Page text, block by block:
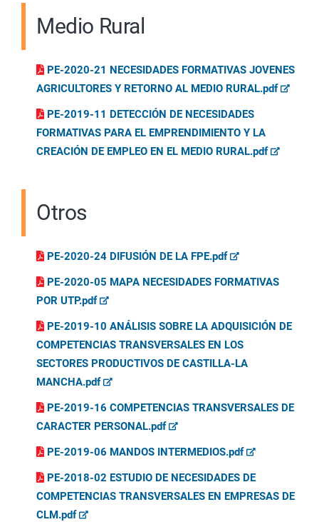
Medio Rural
PE-2020-21 NECESIDADES FORMATIVAS JOVENES
AGRICULTORES Y RETORNO AL MEDIO RURAL.pdf
PE-2019-11 DETECCIÓN DE NECESIDADES
FORMATIVAS PARA EL EMPRENDIMIENTO Y LA
CREACIÓN DE EMPLEO EN EL MEDIO RURAL.pdf
Otros
PE-2020-24 DIFUSIÓN DE LA FPE.pdf
PE-2020-05 MAPA NECESIDADES FORMATIVAS
POR UTP.pdf
PE-2019-10 ANÁLISIS SOBRE LA ADQUISICIÓN DE
COMPETENCIAS TRANSVERSALES EN LOS
SECTORES PRODUCTIVOS DE CASTILLA-LA
MANCHA.pdf
PE-2019-16 COMPETENCIAS TRANSVERSALES DE
CARACTER PERSONAL.pdf
PE-2019-06 MANDOS INTERMEDIOS.pdf
PE-2018-02 ESTUDIO DE NECESIDADES DE
COMPETENCIAS TRANSVERSALES EN EMPRESAS DE
CLM.pdf